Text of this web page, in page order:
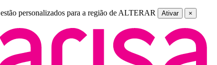
estão personalizados para a região de ALTERAR Ativar ×